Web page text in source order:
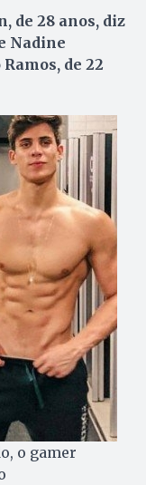
de 28 anos, diz
Nadine
de 22
o gamer